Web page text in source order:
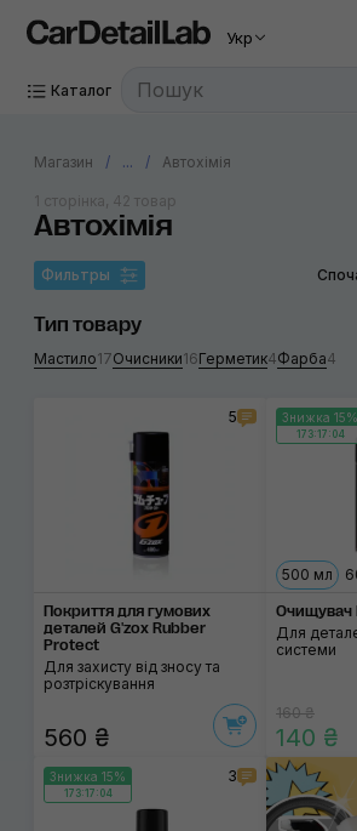
Укр
Каталог
Магазин ... Автохімія
Автохімія
1 сторінка, 42 товар
Фильтры
Тип товару
Мастило17Очисники16Герметик4Фарба4
5
Покриття для гумових
деталей G'zox Rubber
Protect
Для захисту від зносу та
розтріскування
560 ₴
Знижка 15%
173:17:03
500 мл
Очищувач
Для
системи
160 ₴
140 ₴
Знижка 15%
173:17:03
3